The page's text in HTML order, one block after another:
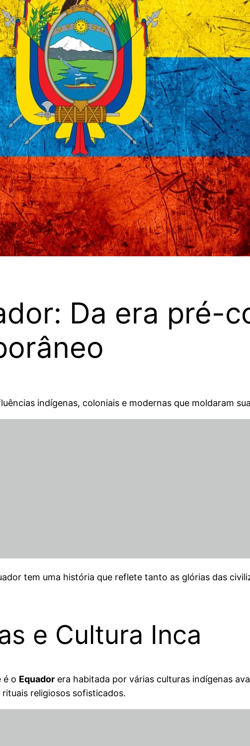
Da era pré-
indígenas, coloniais e modernas que moldaram
tem uma história que reflete tanto as glórias das
e Cultura Inca
é o Equador era habitada por várias culturas indígenas
religiosos sofisticados.